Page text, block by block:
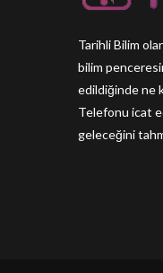
Tarihli Bilim
bilim
edildiğinde ne
Telefonu icat
geleceğini